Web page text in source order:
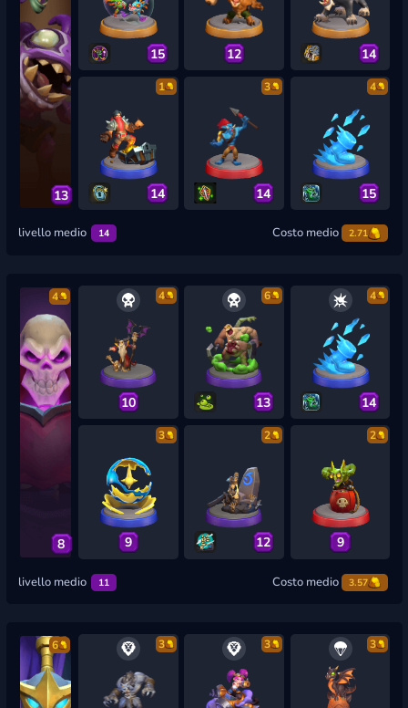
13
15 12 14
1
14
3
14
4
15
livello medio 14 Costo medio 2.71
4
8
4
10
6
13
4
14
3
9
2
12
2
9
livello medio 11 Costo medio 3.57
6 3 3 3